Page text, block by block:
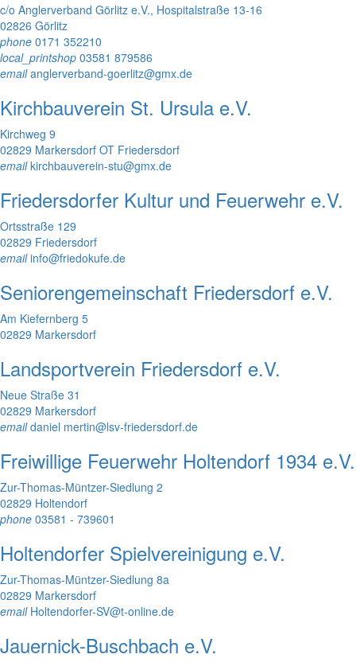
c/o Anglerverband Görlitz e.V., Hospitalstraße 13-16
02826 Görlitz
phone 0171 352210
local_printshop 03581 879586
emailanglerverband-goerlitz@gmx.de
Kirchbauverein St. Ursula e.V.
Kirchweg 9
02829 Markersdorf OT Friedersdorf
emailkirchbauverein-stu@gmx.de
Friedersdorfer Kultur und Feuerwehr e.V.
Ortsstraße 129
02829 Friedersdorf
emailinfo@friedokufe.de
Seniorengemeinschaft Friedersdorf e.V.
Am Kiefernberg 5
02829 Markersdorf
Landsportverein Friedersdorf e.V.
Neue Straße 31
02829 Markersdorf
emaildaniel mertin@lsv-friedersdorf.de
Freiwillige Feuerwehr Holtendorf 1934 e.V.
Zur-Thomas-Müntzer-Siedlung 2
02829 Holtendorf
phone 03581 - 739601
Holtendorfer Spielvereinigung e.V.
Zur-Thomas-Müntzer-Siedlung 8a
02829 Markersdorf
emailHoltendorfer-SV@t-online.de
Jauernick-Buschbach e.V.